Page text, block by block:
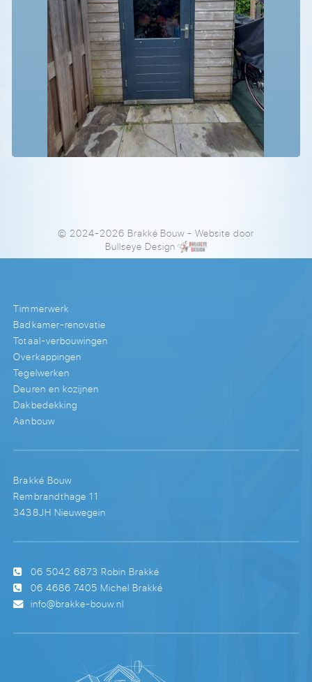
© 2024-2026 Brakké Bouw- Website door
Bullseye Design
Timmerwerk
Badkamer-renovatie
Totaal-verbouwingen
Overkappingen
Tegelwerken
Deuren en kozijnen
Dakbedekking
Aanbouw
Brakké Bouw
Rembrandthage 11
3438JH Nieuwegein
06 5042 6873 Robin Brakké
06 4686 7405 Michel Brakké
info@brakke-bouw.nl